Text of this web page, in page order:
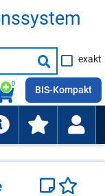
Suche
starten
exakt
0
BIS-Kompakt